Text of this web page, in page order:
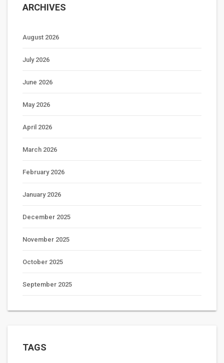
ARCHIVES
August 2026
July 2026
June 2026
May 2026
April 2026
March 2026
February 2026
January 2026
December 2025
November 2025
October 2025
September 2025
TAGS